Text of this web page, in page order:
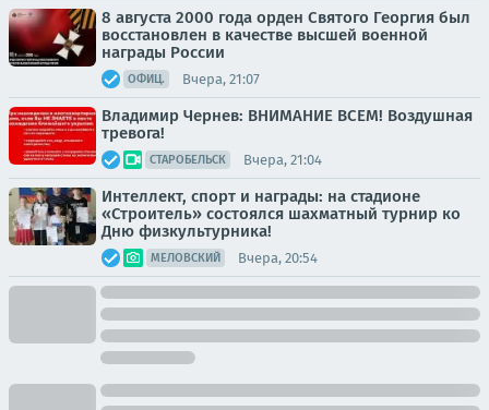
8 августа 2000 года орден Святого Георгия был
восстановлен в качестве высшей военной
награды России
ОФИЦ. Вчера, 21:07
Владимир Чернев: ВНИМАНИЕ ВСЕМ! Воздушная
тревога!
СТАРОБЕЛЬСК Вчера, 21:04
Интеллект, спорт и награды: на стадионе
«Строитель» состоялся шахматный турнир ко
Дню физкультурника!
МЕЛОВСКИЙ Вчера, 20:54